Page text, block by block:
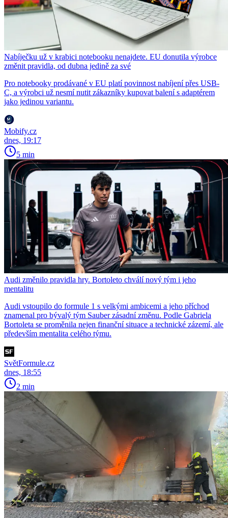
Nabíječku už v krabici notebooku nenajdete. EU donutila výrobce
změnit pravidla, od dubna jedině za své
Pro notebooky prodávané v EU platí povinnost nabíjení přes USB-
C, a výrobci už nesmí nutit zákazníky kupovat balení s adaptérem
jako jedinou variantu.
Mobify.cz
dnes, 19:17
5 min
Audi změnilo pravidla hry. Bortoleto chválí nový tým i jeho
mentalitu
Audi vstoupilo do formule 1 s velkými ambicemi a jeho příchod
znamenal pro bývalý tým Sauber zásadní změnu. Podle Gabriela
Bortoleta se proměnila nejen finanční situace a technické zázemí, ale
především mentalita celého týmu.
SvětFormule.cz
dnes, 18:55
2 min